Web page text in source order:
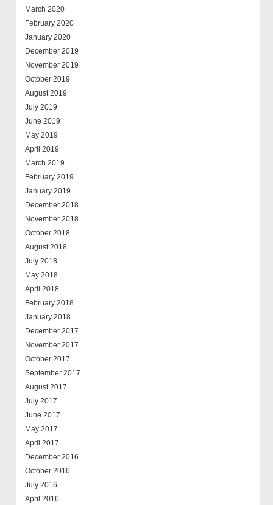
March 2020
February 2020
January 2020
December 2019
November 2019
October 2019
August 2019
July 2019
June 2019
May 2019
April 2019
March 2019
February 2019
January 2019
December 2018
November 2018
October 2018
August 2018
July 2018
May 2018
April 2018
February 2018
January 2018
December 2017
November 2017
October 2017
September 2017
August 2017
July 2017
June 2017
May 2017
April 2017
December 2016
October 2016
July 2016
April 2016